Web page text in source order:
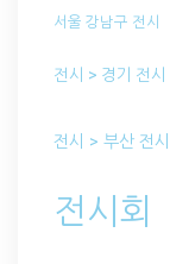
서울 강남구 전시
전시 > 경기 전시
전시 > 부산 전시
전시회